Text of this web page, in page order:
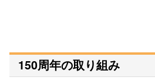
150周年の取り組み